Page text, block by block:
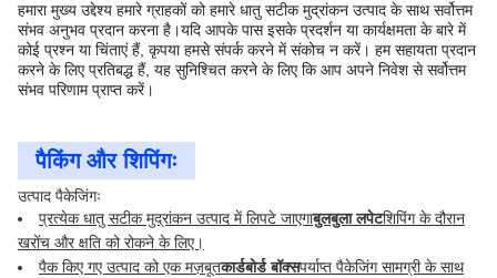
हमारा मुख्य उद्देश्य हमारे ग्राहकों को हमारे धातु सटीक मुद्रांकन उत्पाद के साथ सर्वोत्तम
संभव अनुभव प्रदान करना है।यदि आपके पास इसके प्रदर्शन या कार्यक्षमता के बारे में
कोई प्रश्न या चिंताएं हैं, कृपया हमसे संपर्क करने में संकोच न करें। हम सहायता प्रदान
करने के लिए प्रतिबद्ध हैं, यह सुनिश्चित करने के लिए कि आप अपने निवेश से सर्वोत्तम
संभव परिणाम प्राप्त करें।
पैकिंग और शिपिंगः
उत्पाद पैकेजिंगः
प्रत्येक धातु सटीक मुद्रांकन उत्पाद में लिपटे जाएगाबुलबुला लपेटशिपिंग के दौरान
खरोंच और क्षति को रोकने के लिए।
पैक किए गए उत्पाद को एक मज़बूतकार्डबोर्ड बॉक्सपर्याप्त पैकेजिंग सामग्री के साथ